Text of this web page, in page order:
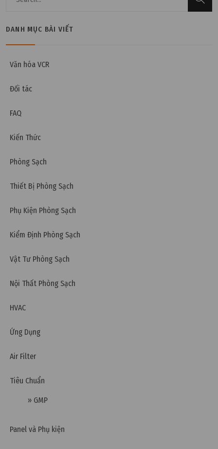
Thứ sáu, 24/04/2026 | 17:00
Sai khác giữa hồ sơ thiết kế phòng sạch và vận
hành thực tế
Thứ năm, 02/04/2026 | 12:02
sạch
DANH MỤC BÀI VIẾT
Văn hóa VCR
Đối tác
FAQ
Kiến Thức
Phòng Sạch
Thiết Bị Phòng Sạch
Phụ Kiện Phòng Sạch
Kiểm Định Phòng Sạch
Vật Tư Phòng Sạch
Nội Thất Phòng Sạch
HVAC
Ứng Dụng
Air Filter
Tiêu Chuẩn
» GMP
Panel và Phụ kiện